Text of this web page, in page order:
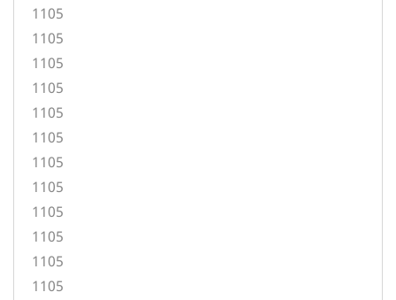
1105
1105
1105
1105
1105
1105
1105
1105
1105
1105
1105
1105